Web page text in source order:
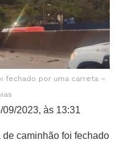
fechado por uma carreta –
2023, às 13:31
de caminhão foi fechado